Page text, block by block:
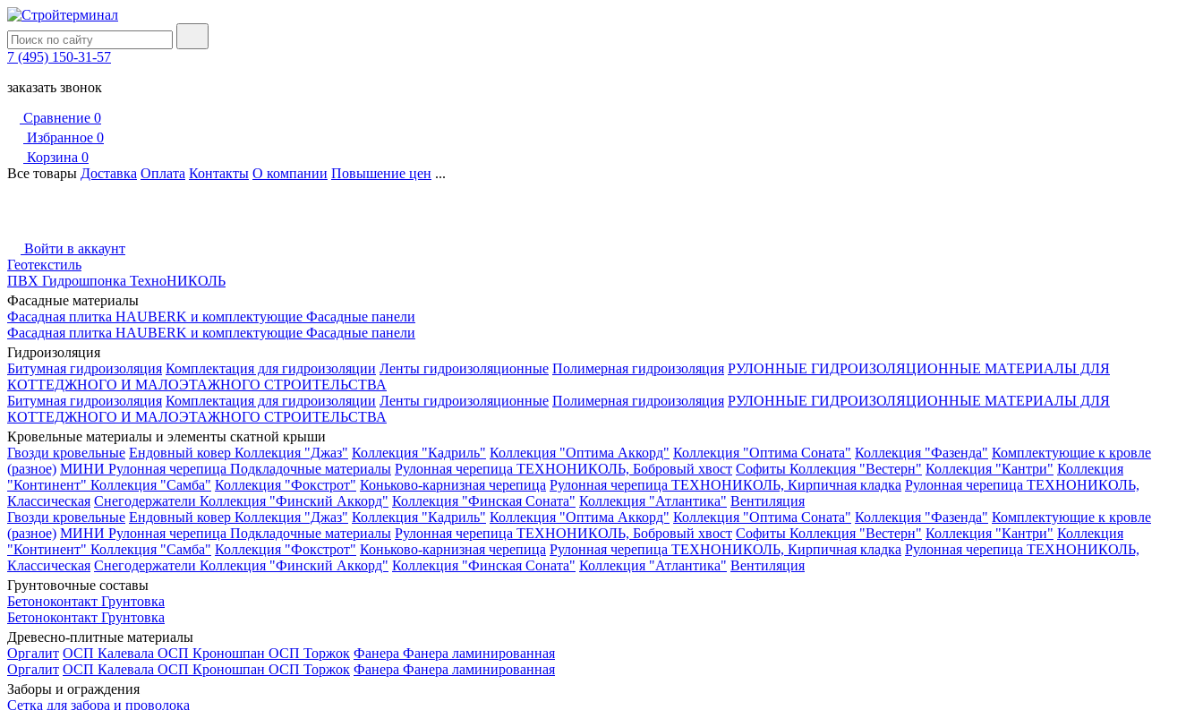
7 (495) 150-31-57
заказать звонок
Сравнение 0
Избранное 0
Корзина 0
Все товары Доставка Оплата Контакты О компании Повышение цен ...
Войти в аккаунт
Геотекстиль
ПВХ Гидрошпонка ТехноНИКОЛЬ
Фасадные материалы
Фасадная плитка HAUBERK и комплектующие Фасадные панели
Фасадная плитка HAUBERK и комплектующие Фасадные панели
Гидроизоляция
Битумная гидроизоляция Комплектация для гидроизоляции Ленты гидроизоляционные Полимерная гидроизоляция РУЛОННЫЕ ГИДРОИЗОЛЯЦИОННЫЕ МАТЕРИАЛЫ ДЛЯ
КОТТЕДЖНОГО И МАЛОЭТАЖНОГО СТРОИТЕЛЬСТВА
Битумная гидроизоляция Комплектация для гидроизоляции Ленты гидроизоляционные Полимерная гидроизоляция РУЛОННЫЕ ГИДРОИЗОЛЯЦИОННЫЕ МАТЕРИАЛЫ ДЛЯ
КОТТЕДЖНОГО И МАЛОЭТАЖНОГО СТРОИТЕЛЬСТВА
Кровельные материалы и элементы скатной крыши
Гвозди кровельные Ендовный ковер Коллекция "Джаз" Коллекция "Кадриль" Коллекция "Оптима Аккорд" Коллекция "Оптима Соната" Коллекция "Фазенда" Комплектующие к кровле
(разное) МИНИ Рулонная черепица Подкладочные материалы Рулонная черепица ТЕХНОНИКОЛЬ, Бобровый хвост Софиты Коллекция "Вестерн" Коллекция "Кантри" Коллекция
"Континент" Коллекция "Самба" Коллекция "Фокстрот" Коньково-карнизная черепица Рулонная черепица ТЕХНОНИКОЛЬ, Кирпичная кладка Рулонная черепица ТЕХНОНИКОЛЬ,
Классическая Снегодержатели Коллекция "Финский Аккорд" Коллекция "Финская Соната" Коллекция "Атлантика" Вентиляция
Гвозди кровельные Ендовный ковер Коллекция "Джаз" Коллекция "Кадриль" Коллекция "Оптима Аккорд" Коллекция "Оптима Соната" Коллекция "Фазенда" Комплектующие к кровле
(разное) МИНИ Рулонная черепица Подкладочные материалы Рулонная черепица ТЕХНОНИКОЛЬ, Бобровый хвост Софиты Коллекция "Вестерн" Коллекция "Кантри" Коллекция
"Континент" Коллекция "Самба" Коллекция "Фокстрот" Коньково-карнизная черепица Рулонная черепица ТЕХНОНИКОЛЬ, Кирпичная кладка Рулонная черепица ТЕХНОНИКОЛЬ,
Классическая Снегодержатели Коллекция "Финский Аккорд" Коллекция "Финская Соната" Коллекция "Атлантика" Вентиляция
Грунтовочные составы
Бетоноконтакт Грунтовка
Бетоноконтакт Грунтовка
Древесно-плитные материалы
Оргалит ОСП Калевала ОСП Кроношпан ОСП Торжок Фанера Фанера ламинированная
Оргалит ОСП Калевала ОСП Кроношпан ОСП Торжок Фанера Фанера ламинированная
Заборы и ограждения
Сетка для забора и проволока